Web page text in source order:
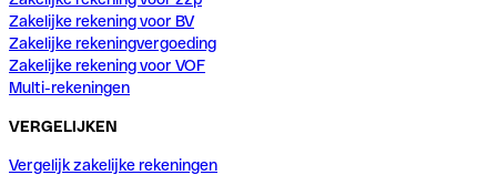
Zakelijke rekening voor BV
Zakelijke rekeningvergoeding
Zakelijke rekening voor VOF
Multi-rekeningen
VERGELIJKEN
Vergelijk zakelijke rekeningen